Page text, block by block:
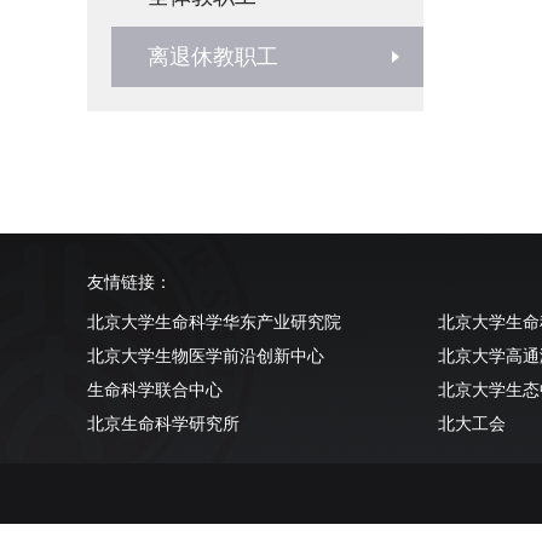
离退休教职工
友情链接：
北京大学生命科学华东产业研究院
北京大学生
北京大学生物医学前沿创新中心
北京大学高
生命科学联合中心
北京大学生
北京生命科学研究所
北大工会